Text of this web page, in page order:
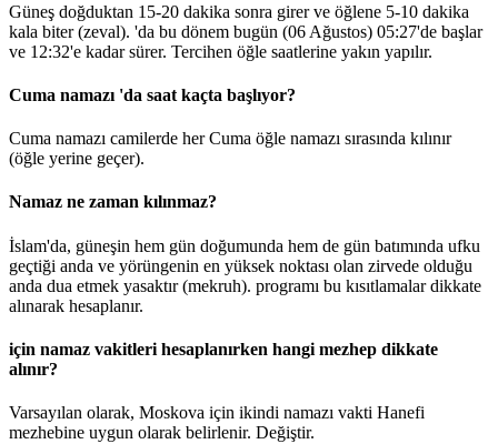
Güneş doğduktan 15-20 dakika sonra girer ve öğlene 5-10 dakika
kala biter (zeval). 'da bu dönem bugün (06 Ağustos) 05:27'de başlar
ve 12:32'e kadar sürer. Tercihen öğle saatlerine yakın yapılır.
Cuma namazı 'da saat kaçta başlıyor?
Cuma namazı camilerde her Cuma öğle namazı sırasında kılınır
(öğle yerine geçer).
Namaz ne zaman kılınmaz?
İslam'da, güneşin hem gün doğumunda hem de gün batımında ufku
geçtiği anda ve yörüngenin en yüksek noktası olan zirvede olduğu
anda dua etmek yasaktır (mekruh). programı bu kısıtlamalar dikkate
alınarak hesaplanır.
için namaz vakitleri hesaplanırken hangi mezhep dikkate
alınır?
Varsayılan olarak, Moskova için ikindi namazı vakti Hanefi
mezhebine uygun olarak belirlenir. Değiştir.